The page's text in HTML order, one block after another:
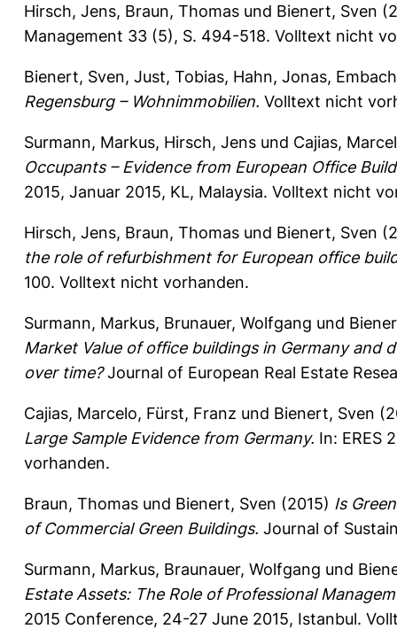
Hirsch, Jens, Braun, Thomas und Bienert, Sven
Management 33 (5), S. 494-518. Volltext nicht
Bienert, Sven, Just, Tobias, Hahn, Jonas,
Regensburg – Wohnimmobilien. Volltext nicht
Surmann, Markus, Hirsch, Jens und Cajias,
Occupants – Evidence from European Office
2015, Januar 2015, KL, Malaysia. Volltext nicht
Hirsch, Jens, Braun, Thomas und Bienert, Sven
the role of refurbishment for European office
100. Volltext nicht vorhanden.
Surmann, Markus, Brunauer, Wolfgang und
Market Value of office buildings in Germany and
over time?Journal of European Real Estate
Cajias, Marcelo, Fürst, Franz und Bienert, Sven
Large Sample Evidence from Germany. In: ERES
vorhanden.
Braun, Thomas und Bienert, Sven (2015) Is
of Commercial Green Buildings. Journal of
Surmann, Markus, Braunauer, Wolfgang und
Estate Assets: The Role of Professional
2015 Conference, 24-27 June 2015, Istanbul.